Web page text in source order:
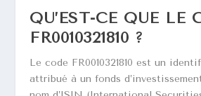
QU’EST-CE QUE LE
FR0010321810 ?
Le code FR0010321810 est un
attribué à un fonds